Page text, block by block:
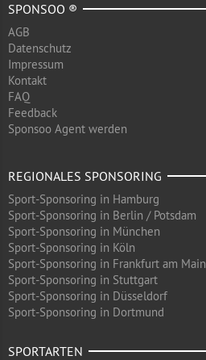
SPONSOO ®
AGB
Datenschutz
Impressum
Kontakt
FAQ
Feedback
Sponsoo Agent werden
REGIONALES SPONSORING
Sport-Sponsoring in Hamburg
Sport-Sponsoring in Berlin / Potsdam
Sport-Sponsoring in München
Sport-Sponsoring in Köln
Sport-Sponsoring in Frankfurt am Main
Sport-Sponsoring in Stuttgart
Sport-Sponsoring in Düsseldorf
Sport-Sponsoring in Dortmund
SPORTARTEN